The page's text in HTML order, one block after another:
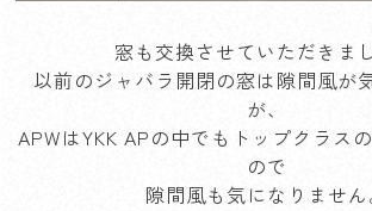
窓も交換させていただきま
以前のジャバラ開閉の窓は隙間風が
が、
APWはYKK APの中でもトップクラス
ので
隙間風も気になりません